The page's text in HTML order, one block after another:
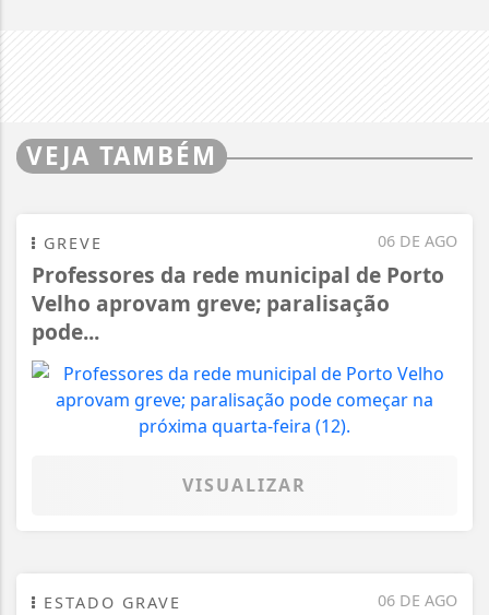
VEJA TAMBÉM
06 DE AGO
GREVE
Professores da rede municipal de Porto
Velho aprovam greve; paralisação
pode...
VISUALIZAR
06 DE AGO
ESTADO GRAVE